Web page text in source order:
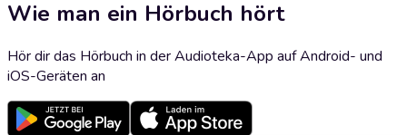
Wie man ein Hörbuch hört
Hör dir das Hörbuch in der Audioteka-App auf Android- und
iOS-Geräten an